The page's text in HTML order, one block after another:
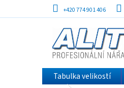
obsah
+420 774 901 406
Tabulka velikostí